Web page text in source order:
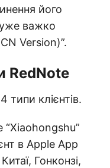
його
важко
Version)”.
RedNote
типи клієнтів.
“Xiaohongshu”
в Apple App
Гонконзі,